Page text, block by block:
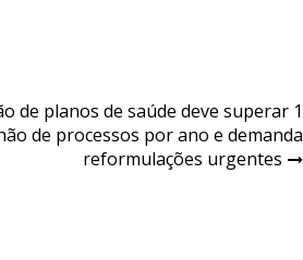
de planos de saúde deve superar 1
de processos por ano e demanda
reformulações urgentes